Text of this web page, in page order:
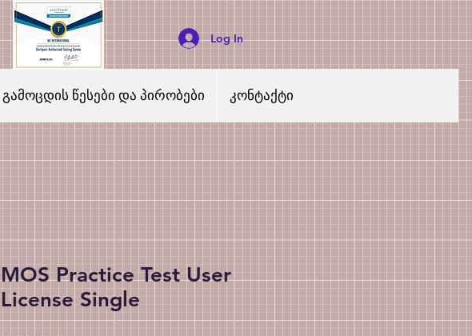
Log In
გამოცდის წესები და პირობები კონტაქტი
MOS Practice Test User
License Single